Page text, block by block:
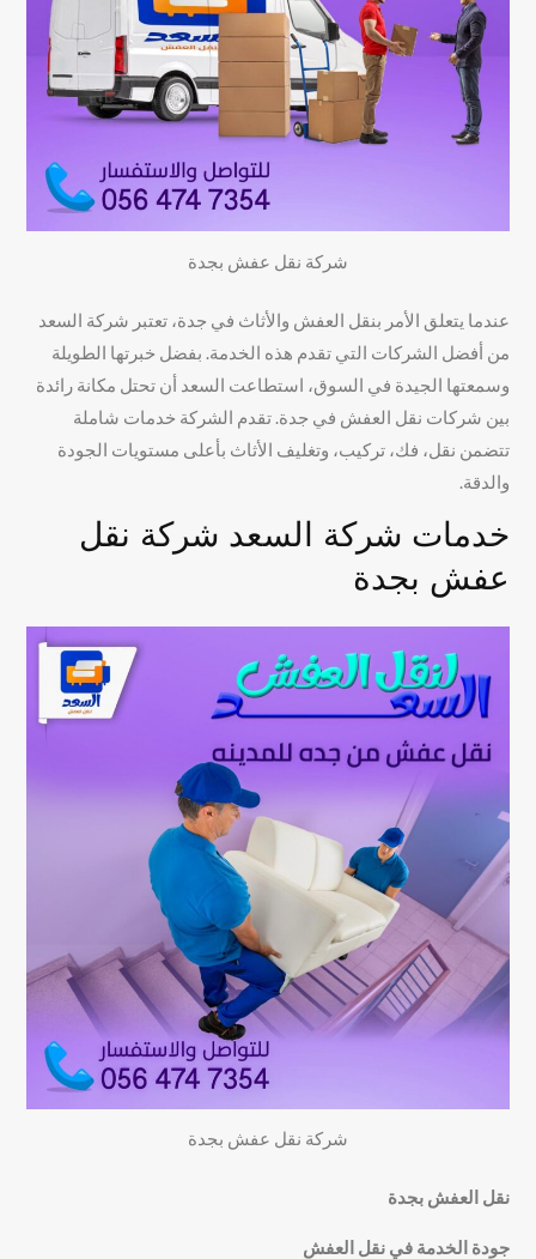
شركة نقل عفش بجدة
عندما يتعلق الأمر بنقل العفش والأثاث في جدة، تعتبر شركة السعد
من أفضل الشركات التي تقدم هذه الخدمة. بفضل خبرتها الطويلة
وسمعتها الجيدة في السوق، استطاعت السعد أن تحتل مكانة رائدة
بين شركات نقل العفش في جدة. تقدم الشركة خدمات شاملة
تتضمن نقل، فك، تركيب، وتغليف الأثاث بأعلى مستويات الجودة
والدقة.
خدمات شركة السعد شركة نقل
عفش بجدة
شركة نقل عفش بجدة
نقل العفش بجدة
جودة الخدمة في نقل العفش